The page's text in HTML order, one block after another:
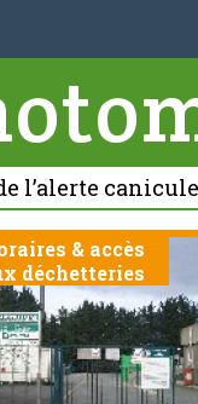
l’alerte
🍃
& accès
déchetteries